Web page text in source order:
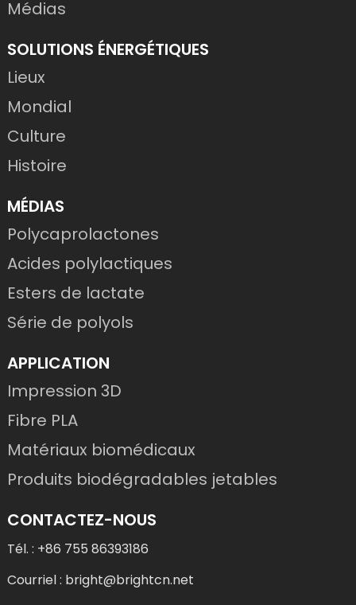
Médias
SOLUTIONS ÉNERGÉTIQUES
Lieux
Mondial
Culture
Histoire
MÉDIAS
Polycaprolactones
Acides polylactiques
Esters de lactate
Série de polyols
APPLICATION
Impression 3D
Fibre PLA
Matériaux biomédicaux
Produits biodégradables jetables
CONTACTEZ-NOUS
Tél. : +86 755 86393186
Courriel : bright@brightcn.net